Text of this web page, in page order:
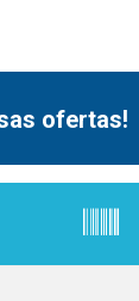
ofertas!